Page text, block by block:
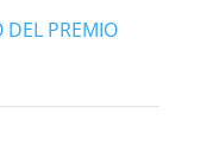
DEL PREMIO